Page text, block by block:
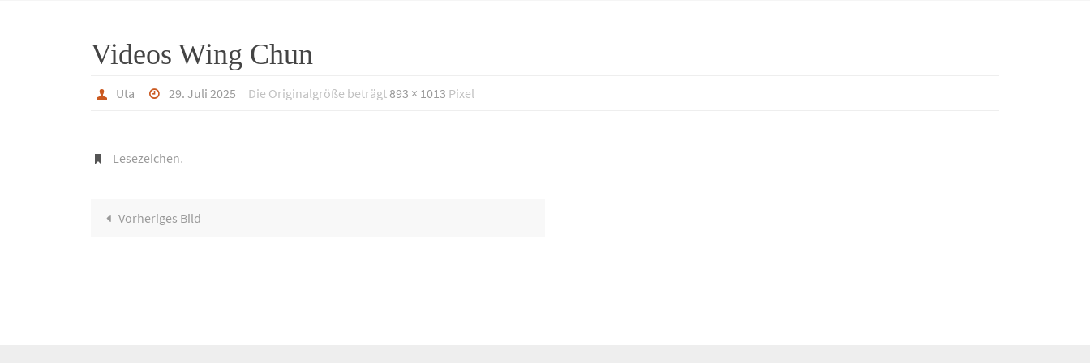
Videos Wing Chun
Uta 29. Juli 2025 Die Originalgröße beträgt893 × 1013 Pixel
Lesezeichen.
Vorheriges Bild